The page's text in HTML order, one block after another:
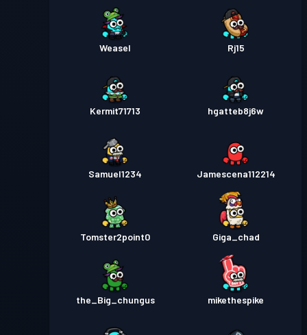
Weasel Rj15
Kermit71713 hgatteb8j6w
Samuel1234 Jamescena112214
Tomster2point0 Giga_chad
the_Big_chungus mikethespike